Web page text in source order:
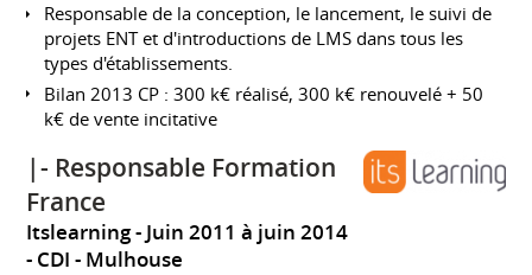
Responsable de la conception, le lancement, le suivi de
projets ENT et d'introductions de LMS dans tous les
types d'établissements.
Bilan 2013 CP : 300 k€ réalisé, 300 k€ renouvelé + 50
k€ de vente incitative
|- Responsable Formation
France
Itslearning
Juin 2011 à juin 2014
CDI
Mulhouse